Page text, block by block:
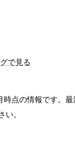
で見る
時点の情報です。
い。